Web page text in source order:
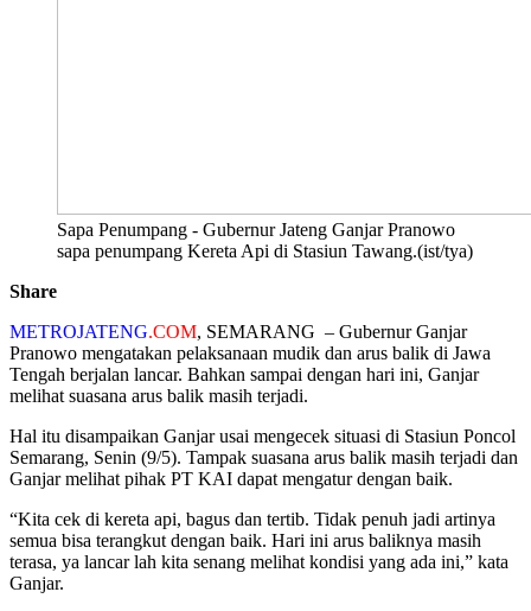
Sapa Penumpang - Gubernur Jateng Ganjar Pranowo
sapa penumpang Kereta Api di Stasiun Tawang.(ist/tya)
Share
METROJATENG.COM, SEMARANG – Gubernur Ganjar
Pranowo mengatakan pelaksanaan mudik dan arus balik di Jawa
Tengah berjalan lancar. Bahkan sampai dengan hari ini, Ganjar
melihat suasana arus balik masih terjadi.
Hal itu disampaikan Ganjar usai mengecek situasi di Stasiun Poncol
Semarang, Senin (9/5). Tampak suasana arus balik masih terjadi dan
Ganjar melihat pihak PT KAI dapat mengatur dengan baik.
“Kita cek di kereta api, bagus dan tertib. Tidak penuh jadi artinya
semua bisa terangkut dengan baik. Hari ini arus baliknya masih
terasa, ya lancar lah kita senang melihat kondisi yang ada ini,” kata
Ganjar.